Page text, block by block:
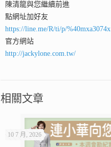
陳清龍與您繼續前進
點網址加好友
https://line.me/R/ti/p/%40mxa3074x
官方網站
http://jackylone.com.tw/
相關文章
10 7 月, 2026